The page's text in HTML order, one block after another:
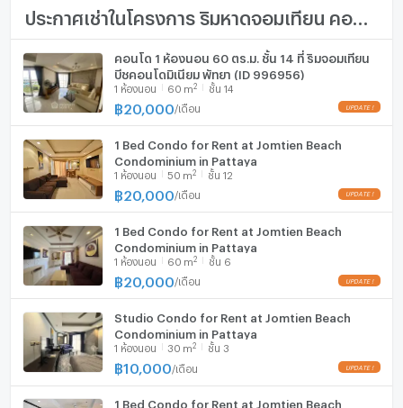
Name
Building Features
• Large Swimming Pool• Fitness Center• Clubhouse•
Table Tennis Room• Free Use of Bicycles• Laundry
Service• Wi-Fi Available• Massage Parlor• Restaurants
Security
https://www.expedia.co.th/en/Pattaya-
Jomtien.dx553248635976398069
Studio Condo for Rent at Jomtien Beach
viewing today
Property ID: CR2691
Company: PLC Real Estate
Line ID: @plcrealestate
Tel/WhatsApp: +66 800 820 218
ตู้เย็น
เครื่องดูดควัน
มีอินเตอร์เน็ตไร้สาย (Wi-Fi) ในห้องพัก
เครื่องซักผ้า
คอนโด 1 ห้องนอน 60 ตร.ม. ชั้น 14 ที่ ริมจอมเทียน
บีชคอนโดมิเนียม พัทยา (ID 996956)
1 ห้องนอน 60 m2 ชั้น 14
฿20,000 /เดือน
1 Bed Condo for Rent at Jomtien Beach
Condominium in Pattaya
1 ห้องนอน 50 m2 ชั้น 12
฿20,000 /เดือน
1 Bed Condo for Rent at Jomtien Beach
Condominium in Pattaya
1 ห้องนอน 60 m2 ชั้น 6
฿20,000 /เดือน
Studio Condo for Rent at Jomtien Beach
Condominium in Pattaya
1 ห้องนอน 30 m2 ชั้น 3
฿10,000 /เดือน
1 Bed Condo for Rent at Jomtien Beach